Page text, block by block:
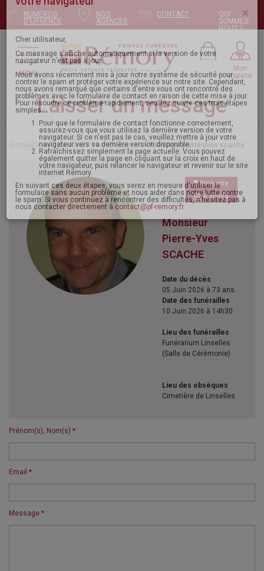
NUMÉROS
D'URGENCE
NOS
AGENCES
CONTACT
QUI
SOMMES-
NOUS ?
MENU
Mon
espace
Laisser un message
>Avis de décès - condoléances> Monsieur pierre-yves scache
Itinéraire
Agenda
Monsieur
Pierre-Yves
SCACHE
Date du décès
05 Juin 2026 à 73 ans
Date des funérailles
10 Juin 2026 à 14h30
Lieu des funérailles
Funérarium Linselles
(Salle de Cérémonie)
Lieu des obsèques
Cimetière de Linselles
Prénom(s), Nom(s) * :
Email * :
Message * :
Pour envoyer votre message, mettez à jour
votre navigateur
×
Cher utilisateur,
Ce message s’affiche automatiquement si la version de votre
navigateur n’est pas à jour.
Nous avons récemment mis à jour notre système de sécurité pour
contrer le spam et protéger votre expérience sur notre site. Cependant,
nous avons remarqué que certains d'entre vous ont rencontré des
problèmes avec le formulaire de contact en raison de cette mise à jour.
Pour résoudre ce problème rapidement, veuillez suivre ces trois étapes
simples :
Pour que le formulaire de contact fonctionne correctement,
assurez-vous que vous utilisez la dernière version de votre
navigateur. Si ce n'est pas le cas, veuillez mettre à jour votre
navigateur vers sa dernière version disponible.
Rafraîchissez simplement la page actuelle. Vous pouvez
également quitter la page en cliquant sur la croix en haut de
votre navigateur, puis relancer le navigateur et revenir sur le site
internet Remory.
En suivant ces deux étapes, vous serez en mesure d'utiliser le
formulaire sans aucun problème et nous aider dans notre lutte contre
le spam. Si vous continuez à rencontrer des difficultés, n'hésitez pas à
nous contacter directement à
contact@pf-remory.fr.